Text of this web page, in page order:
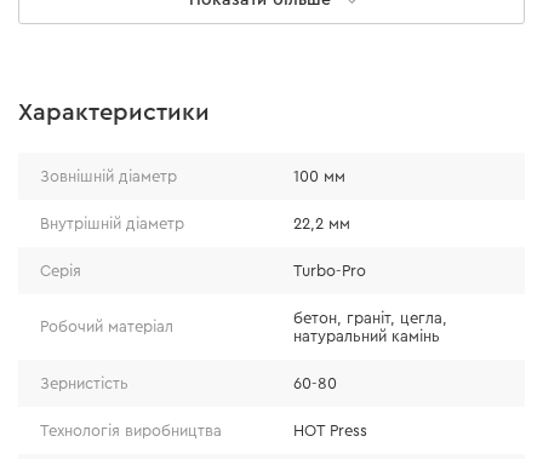
висока якість обробленої поверхні досягається
алмазного сегменту Turbo і дрібної фракції
алмазів;
швидке відведення пилу і запобігають перегріву;
високоміцна фрезерована основа забезпечує
відсутність вібрації і витривалість при високих
навантаженнях.
Характеристики
Зовнішній діаметр 100 мм
Внутрішній діаметр 22,2 мм
Серія Turbo-Pro
Робочий матеріал
бетон, граніт, цегла,
натуральний камінь
Зернистість 60-80
Технологія виробництва HOT Press